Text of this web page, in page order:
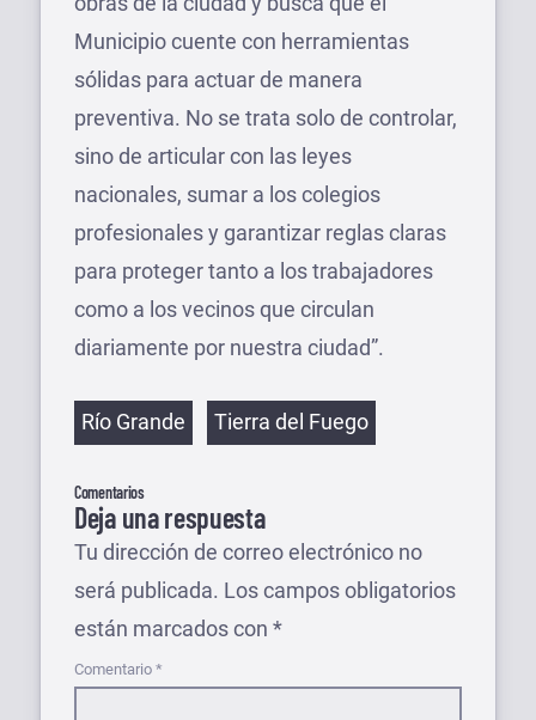
Municipio cuente con herramientas
sólidas para actuar de manera
preventiva. No se trata solo de controlar,
sino de articular con las leyes
nacionales, sumar a los colegios
profesionales y garantizar reglas claras
para proteger tanto a los trabajadores
como a los vecinos que circulan
diariamente por nuestra ciudad”.
Etiquetas
Río Grande Tierra del Fuego
Comentarios
Deja una respuesta
Tu dirección de correo electrónico no
será publicada. Los campos obligatorios
están marcados con *
Comentario *